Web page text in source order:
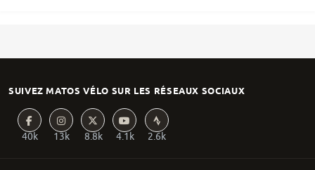
SUIVEZ MATOS VÉLO SUR LES RÉSEAUX SOCIAUX
40k 13k 8.8k 4.1k 2.6k